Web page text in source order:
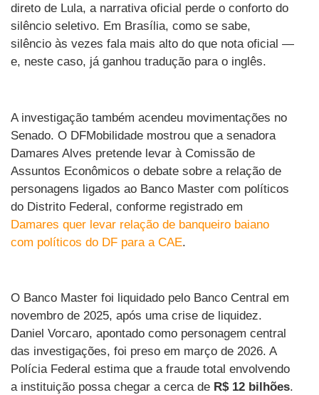
direto de Lula, a narrativa oficial perde o conforto do
silêncio seletivo. Em Brasília, como se sabe,
silêncio às vezes fala mais alto do que nota oficial —
e, neste caso, já ganhou tradução para o inglês.
A investigação também acendeu movimentações no
Senado. O DFMobilidade mostrou que a senadora
Damares Alves pretende levar à Comissão de
Assuntos Econômicos o debate sobre a relação de
personagens ligados ao Banco Master com políticos
do Distrito Federal, conforme registrado em
Damares quer levar relação de banqueiro baiano
com políticos do DF para a CAE.
O Banco Master foi liquidado pelo Banco Central em
novembro de 2025, após uma crise de liquidez.
Daniel Vorcaro, apontado como personagem central
das investigações, foi preso em março de 2026. A
Polícia Federal estima que a fraude total envolvendo
a instituição possa chegar a cerca de R$ 12 bilhões.